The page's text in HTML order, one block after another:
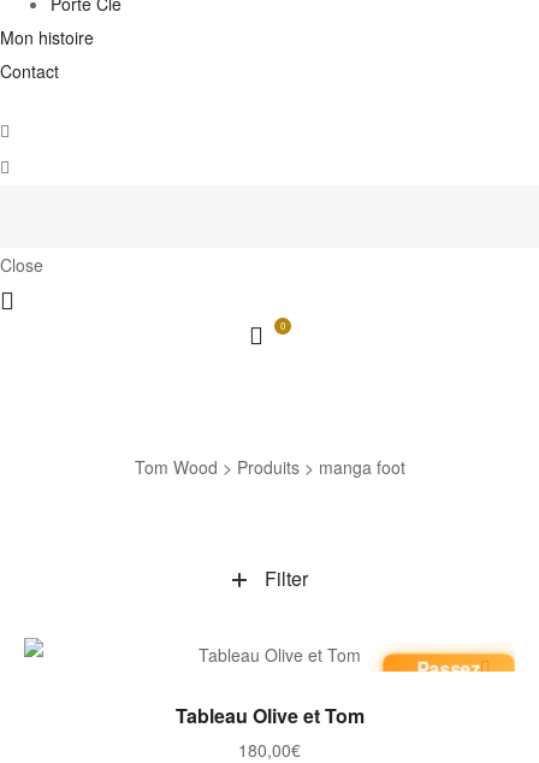
Mon histoire
Contact
Close
0
Tom Wood > Produits> manga foot
Filter
Passez
AJOUTER AU PANIER
Tableau Olive et Tom
180,00€